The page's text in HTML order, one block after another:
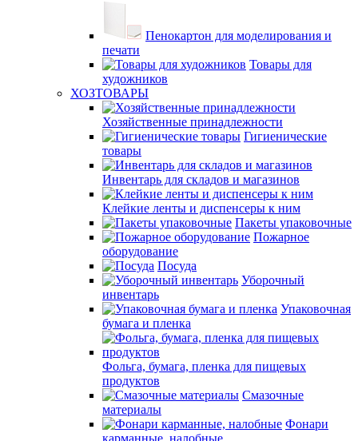
Пенокартон для моделирования и
печати
Товары для
художников
ХОЗТОВАРЫ
Хозяйственные принадлежности
Гигиенические
товары
Инвентарь для складов и магазинов
Клейкие ленты и диспенсеры к ним
Пакеты упаковочные
Пожарное
оборудование
Посуда
Уборочный
инвентарь
Упаковочная
бумага и пленка
Фольга, бумага, пленка для пищевых
продуктов
Смазочные
материалы
Фонари
карманные, налобные